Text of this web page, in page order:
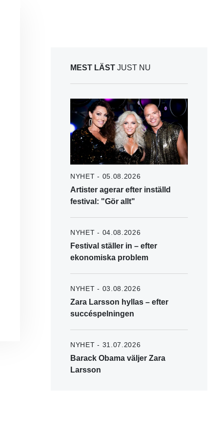
MEST LÄST JUST NU
NYHET - 05.08.2026
Artister agerar efter inställd
festival: "Gör allt"
NYHET - 04.08.2026
Festival ställer in – efter
ekonomiska problem
NYHET - 03.08.2026
Zara Larsson hyllas – efter
succéspelningen
NYHET - 31.07.2026
Barack Obama väljer Zara
Larsson